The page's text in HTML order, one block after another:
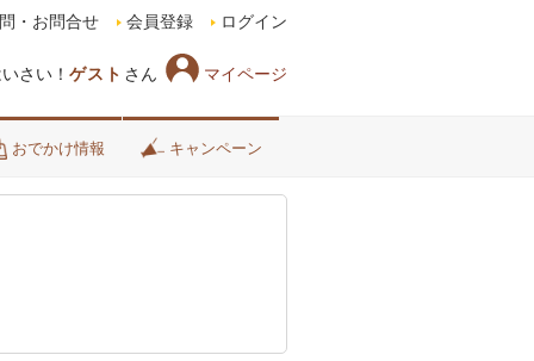
さい！ ゲスト さん マイページ
・お問合せ 会員登録 ログイン
おでかけ情報 キャンペーン